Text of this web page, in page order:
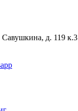
Савушкина, д. 119 к.3